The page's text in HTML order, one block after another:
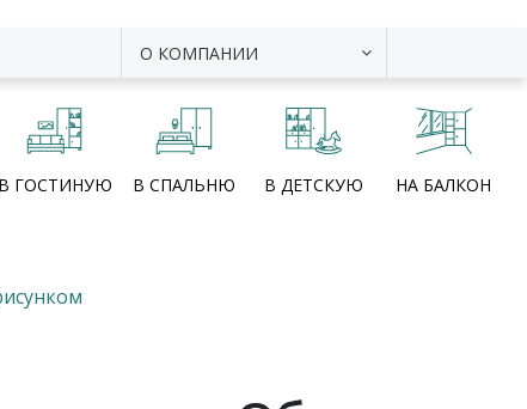
О КОМПАНИИ
В ГОСТИНУЮ В СПАЛЬНЮ В ДЕТСКУЮ НА БАЛКОН